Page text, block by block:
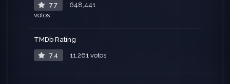
7.7
648,441
votos
TMDb Rating
7.4 11,261 votos